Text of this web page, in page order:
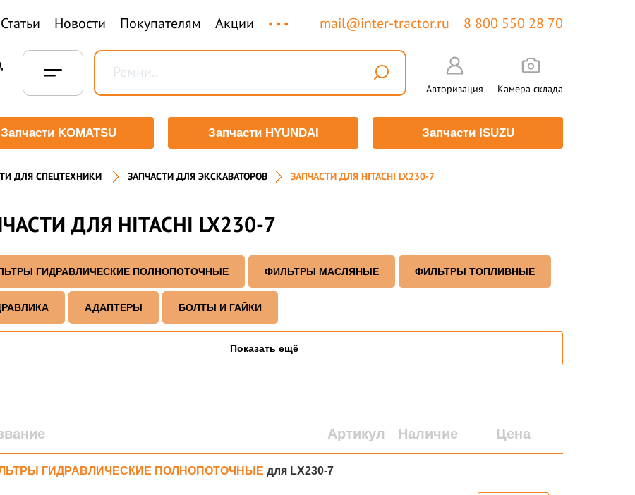
Статьи Новости Покупателям Акции ... mail@inter-tractor.ru 8 800 550 28 70
Авторизация Камера склада
Запчасти KOMATSU Запчасти HYUNDAI Запчасти ISUZU
ДЛЯ СПЕЦТЕХНИКИ ЗАПЧАСТИ ДЛЯ ЭКСКАВАТОРОВ ЗАПЧАСТИ ДЛЯ HITACHI LX230-7
ДЛЯ HITACHI LX230-7
ГИДРАВЛИЧЕСКИЕ ПОЛНОПОТОЧНЫЕ ФИЛЬТРЫ МАСЛЯНЫЕ ФИЛЬТРЫ ТОПЛИВНЫЕ
АДАПТЕРЫ БОЛТЫ И ГАЙКИ
Показать ещё
Артикул Наличие Цена
ГИДРАВЛИЧЕСКИЕ ПОЛНОПОТОЧНЫЕ для LX230-7